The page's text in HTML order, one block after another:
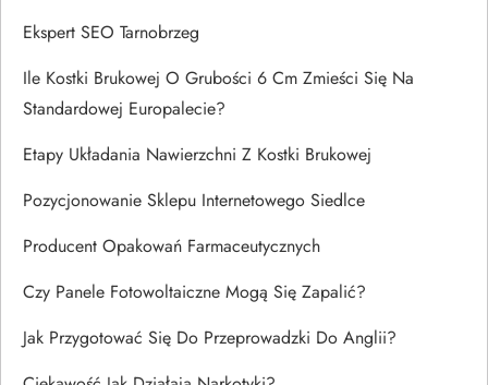
Ekspert SEO Tarnobrzeg
Ile Kostki Brukowej O Grubości 6 Cm Zmieści Się Na
Standardowej Europalecie?
Etapy Układania Nawierzchni Z Kostki Brukowej
Pozycjonowanie Sklepu Internetowego Siedlce
Producent Opakowań Farmaceutycznych
Czy Panele Fotowoltaiczne Mogą Się Zapalić?
Jak Przygotować Się Do Przeprowadzki Do Anglii?